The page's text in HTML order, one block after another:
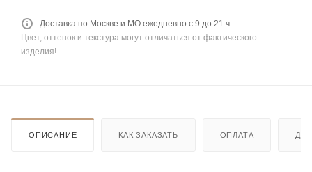
Доставка по Москве и МО ежедневно с 9 до 21 ч.
Цвет, оттенок и текстура могут отличаться от фактического
изделия!
ОПИСАНИЕ КАК ЗАКАЗАТЬ ОПЛАТА